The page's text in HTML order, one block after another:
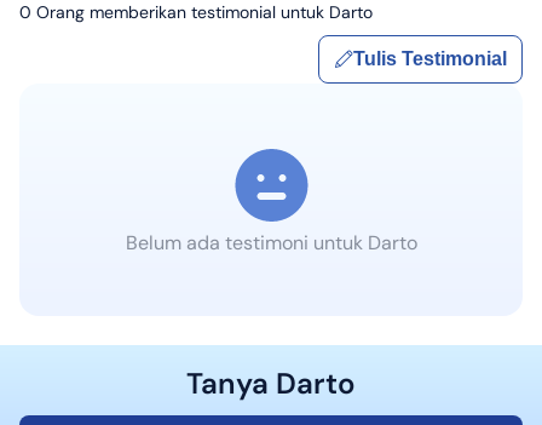
0 Orang memberikan testimonial untuk Darto
Tulis Testimonial
Belum ada testimoni untuk Darto
Tanya Darto